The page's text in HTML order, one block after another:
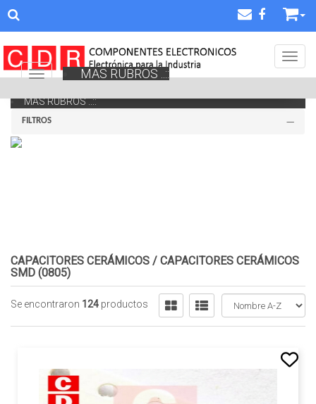
Navigation ein-/ausblenden
MAS RUBROS ..::
MAS RUBROS ..::
FILTROS
CAPACITORES CERÁMICOS / CAPACITORES CERÁMICOS
SMD (0805)
Se encontraron 124 productos